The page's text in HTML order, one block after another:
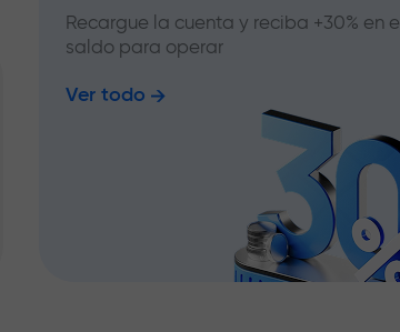
Recargue la cuenta y reciba +30% en el
saldo para operar
Ver todo